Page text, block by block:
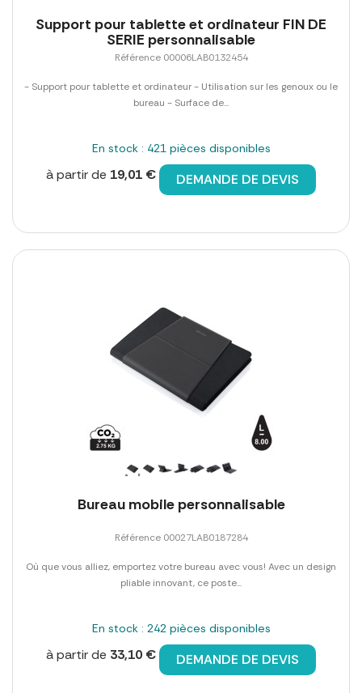
Support pour tablette et ordinateur FIN DE
SERIE personnalisable
Référence 00006LAB0132454
- Support pour tablette et ordinateur - Utilisation sur les genoux ou le
bureau - Surface de...
En stock : 421 pièces disponibles
à partir de 19,01 € DEMANDE DE DEVIS
Bureau mobile personnalisable
Référence 00027LAB0187284
Où que vous alliez, emportez votre bureau avec vous! Avec un design
pliable innovant, ce poste...
En stock : 242 pièces disponibles
à partir de 33,10 € DEMANDE DE DEVIS